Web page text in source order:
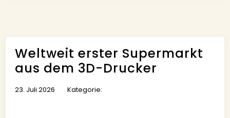
Weltweit erster Supermarkt
aus dem 3D-Drucker
23. Juli 2026 Kategorie: